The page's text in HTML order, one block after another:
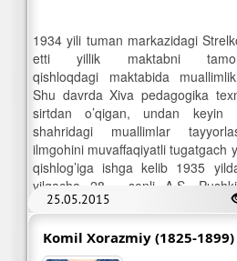
25.05.2015
1934 yili tuman markazidagi
etti yillik maktabni
qishloqdagi maktabida
Shu davrda Xiva pedagogika
sirtdan o’qigan, undan keyin
shahridagi muallimlar
ilmgohini muvaffaqiyatli tugatgach
qishlog’iga ishga kelib 1935
yilgacha 28 - sonli A.S.
to’liqsiz o’rta maktabga direktorlik
Komil Xorazmiy (1825-1899)